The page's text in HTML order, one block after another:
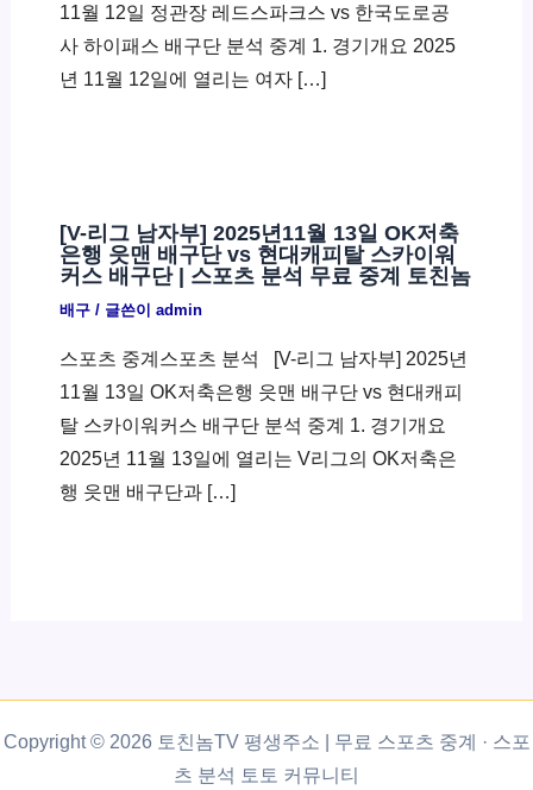
11월 12일 정관장 레드스파크스 vs 한국도로공
사 하이패스 배구단 분석 중계 1. 경기개요 2025
년 11월 12일에 열리는 여자 […]
[V-리그 남자부] 2025년11월 13일 OK저축
은행 읏맨 배구단 vs 현대캐피탈 스카이워
커스 배구단 | 스포츠 분석 무료 중계 토친놈
배구/ 글쓴이 admin
스포츠 중계스포츠 분석 ​ [V-리그 남자부] 2025년
11월 13일 OK저축은행 읏맨 배구단 vs 현대캐피
탈 스카이워커스 배구단 분석 중계 1. 경기개요
2025년 11월 13일에 열리는 V리그의 OK저축은
행 읏맨 배구단과 […]
Copyright © 2026 토친놈TV 평생주소 | 무료 스포츠 중계 · 스포
츠 분석 토토 커뮤니티